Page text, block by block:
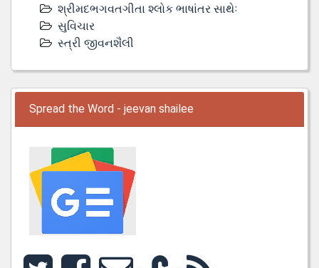
શ્રીમદભગવતગીતા શ્લોક ભાષાંતર સાથેઃ
સુવિચાર
સ્ત્રી જીવનશૈલી
Spread the Word - jeevan shailee